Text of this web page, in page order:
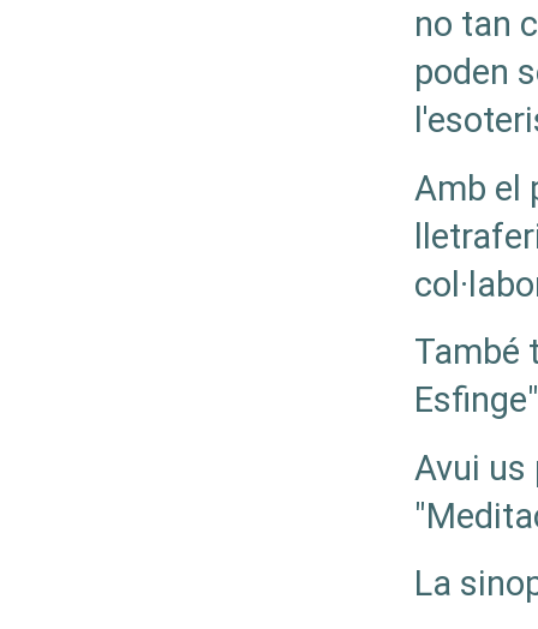
no tan
poden
Amb el
També
Avui us
La